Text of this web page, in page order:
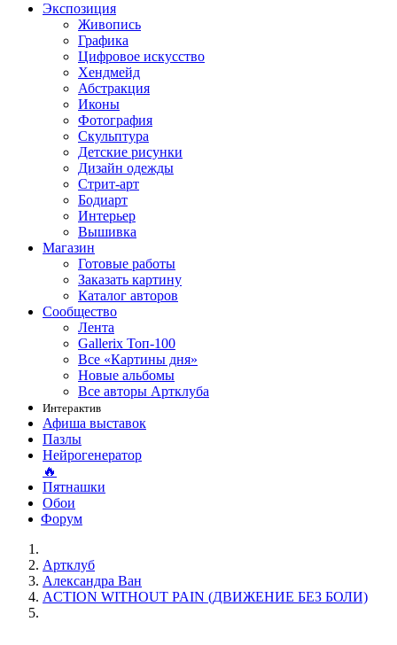
Экспозиция
Живопись
Графика
Цифровое искусство
Хендмейд
Абстракция
Иконы
Фотография
Скульптура
Детские рисунки
Дизайн одежды
Стрит-арт
Бодиарт
Интерьер
Вышивка
Магазин
Готовые работы
Заказать картину
Каталог авторов
Сообщество
Лента
Gallerix Топ-100
Все «Картины дня»
Новые альбомы
Все авторы Артклуба
Интерактив
Афиша выставок
Пазлы
Нейрогенератор
🔥
Пятнашки
Обои
Форум
Артклуб
Александра Ван
ACTION WITHOUT PAIN (ДВИЖЕНИЕ БЕЗ БОЛИ)